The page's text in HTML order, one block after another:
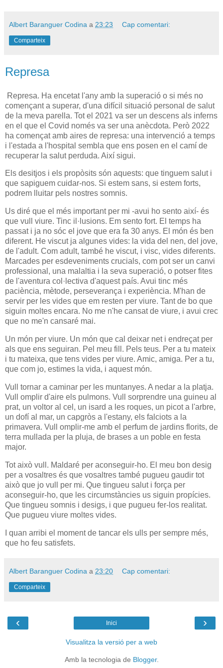
Albert Baranguer Codina a 23:23 Cap comentari:
Comparteix
Represa
Represa. Ha encetat l'any amb la superació o si més no
començant a superar, d'una difícil situació personal de salut
de la meva parella. Tot el 2021 va ser un descens als inferns
en el que el Covid només va ser una anècdota. Però 2022
ha començat amb aires de represa: una intervenció a temps
i l'estada a l'hospital sembla que ens posen en el camí de
recuperar la salut perduda. Així sigui.
Els desitjos i els propòsits són aquests: que tinguem salut i
que sapiguem cuidar-nos. Si estem sans, si estem forts,
podrem lluitar pels nostres somnis.
Us diré que el més important per mi -avui ho sento així- és
que vull viure. Tinc il·lusions. Em sento fort. El temps ha
passat i ja no sóc el jove que era fa 30 anys. El món és ben
diferent. He viscut ja algunes vides: la vida del nen, del jove,
de l'adult. Com adult, també he viscut, i visc, vides diferents.
Marcades per esdeveniments crucials, com pot ser un canvi
professional, una malaltia i la seva superació, o potser fites
de l'aventura col·lectiva d'aquest país. Avui tinc més
paciència, mètode, perseverança i experiència. M'han de
servir per les vides que em resten per viure. Tant de bo que
siguin moltes encara. No me n'he cansat de viure, i avui crec
que no me'n cansaré mai.
Un món per viure. Un món que cal deixar net i endreçat per
als que ens seguiran. Pel meu fill. Pels teus. Per a tu mateix
i tu mateixa, que tens vides per viure. Amic, amiga. Per a tu,
que com jo, estimes la vida, i aquest món.
Vull tornar a caminar per les muntanyes. A nedar a la platja.
Vull omplir d'aire els pulmons. Vull sorprendre una guineu al
prat, un voltor al cel, un isard a les roques, un picot a l'arbre,
un dofí al mar, un capgròs a l'estany, els falciots a la
primavera. Vull omplir-me amb el perfum de jardins florits, de
terra mullada per la pluja, de brases a un poble en festa
major.
Tot això vull. Maldaré per aconseguir-ho. El meu bon desig
per a vosaltres és que vosaltres també pugueu gaudir tot
això que jo vull per mi. Que tingueu salut i força per
aconseguir-ho, que les circumstàncies us siguin propícies.
Que tingueu somnis i desigs, i que pugueu fer-los realitat.
Que pugueu viure moltes vides.
I quan arribi el moment de tancar els ulls per sempre més,
que ho feu satisfets.
Albert Baranguer Codina a 23:20 Cap comentari:
Comparteix
‹ ›
Inici
Visualitza la versió per a web
Amb la tecnologia de Blogger.